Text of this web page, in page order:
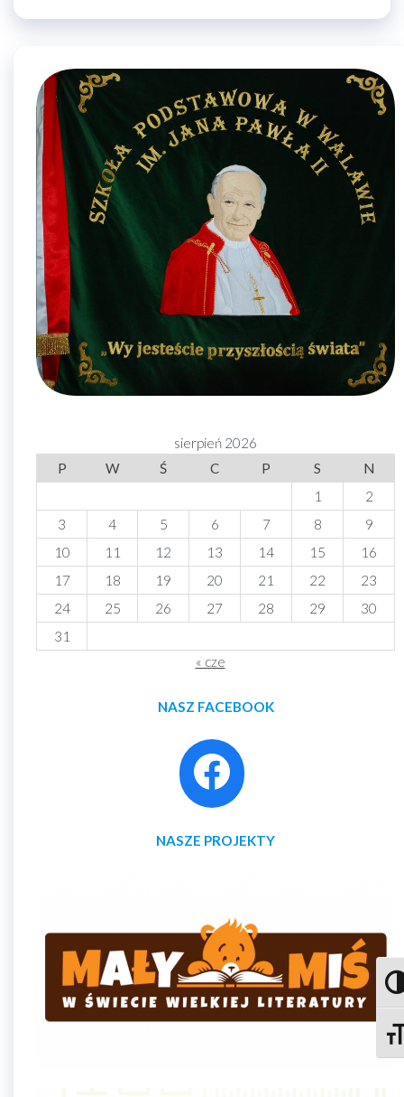
sierpień 2026
P
W Ś C P S
N
1
2
3
4 5 6 7 8
9
10
11 12 13 14 15
16
17
18 19 20 21 22
23
24
25 26 27 28 29
30
31
« cze
NASZ FACEBOOK
NASZE PROJEKTY